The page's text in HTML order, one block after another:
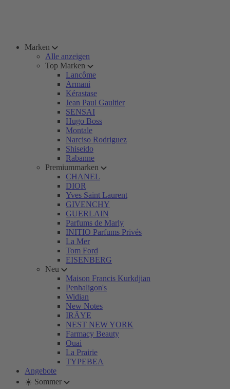
Marken
Alle anzeigen
Top Marken
Lancôme
Armani
Kérastase
Jean Paul Gaultier
SENSAI
Hugo Boss
Montale
Narciso Rodriguez
Shiseido
Rabanne
Premiummarken
CHANEL
DIOR
Yves Saint Laurent
GIVENCHY
GUERLAIN
Parfums de Marly
INITIO Parfums Privés
La Mer
Tom Ford
EISENBERG
Neu
Maison Francis Kurkdjian
Penhaligon's
Widian
New Notes
IRÄYE
NEST NEW YORK
Farmacy Beauty
Ouai
La Prairie
TYPEBEA
Angebote
☀️ Sommer